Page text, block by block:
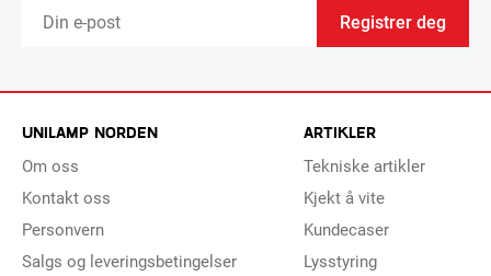
Registrer deg
UNILAMP NORDEN
Om oss
Kontakt oss
Personvern
Salgs og leveringsbetingelser
ARTIKLER
Tekniske artikler
Kjekt å vite
Kundecaser
Lysstyring